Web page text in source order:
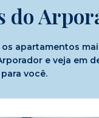
do
apartamentos
e veja em
você.